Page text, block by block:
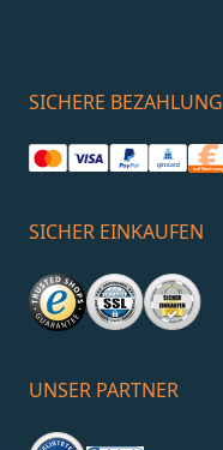
SICHERE BEZAHLUNG
SICHER EINKAUFEN
UNSER PARTNER